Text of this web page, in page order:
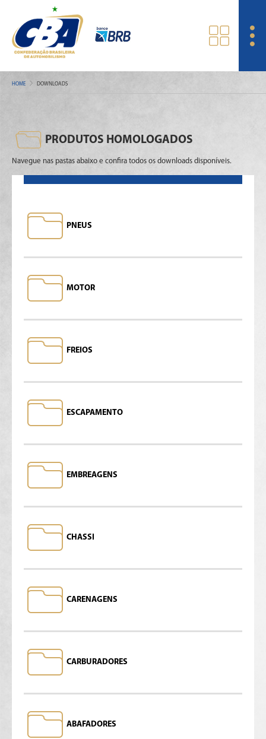
HOME DOWNLOADS
PRODUTOS HOMOLOGADOS
Navegue nas pastas abaixo e confira todos os downloads disponíveis.
PNEUS
MOTOR
FREIOS
ESCAPAMENTO
EMBREAGENS
CHASSI
CARENAGENS
CARBURADORES
ABAFADORES